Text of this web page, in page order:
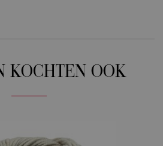
KOCHTEN OOK